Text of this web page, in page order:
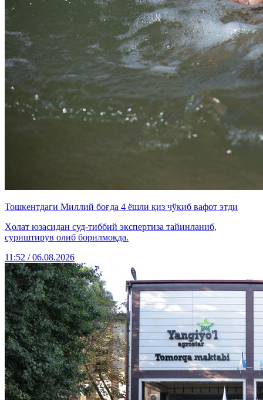
Тошкентдаги Миллий боғда 4 ёшли қиз чўкиб вафот этди
Ҳолат юзасидан суд-тиббий экспертиза тайинланиб,
суриштирув олиб борилмоқда.
11:52 / 06.08.2026